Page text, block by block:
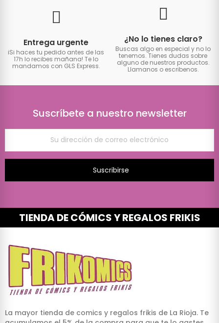
Entrega urgente
iSi haces tu pedido antes de las
17h lo recibes mañana! Te lo
mandamos con GLS Express.
¿No lo tienes claro?
Buscas algo en especial y no lo
tenemos. Tienes dudas sobre
alguno de nuestros productos.
Llamanos o escribenos.
Suscríbete a nuestro newsletter
Suscribirse
TIENDA DE CÓMICS Y REGALOS FRIKIS
La mayor tienda de comics y regalos frikis de La Rioja. Te